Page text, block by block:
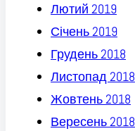
Лютий 2019
Січень 2019
Грудень 2018
Листопад 2018
Жовтень 2018
Вересень 2018